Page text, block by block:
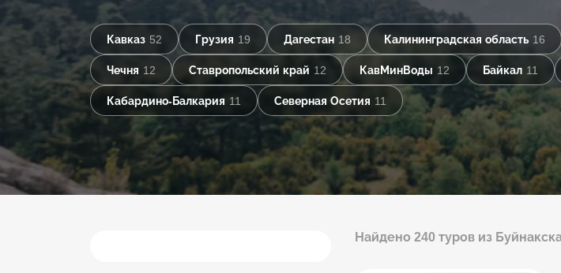
Кавказ 52 Грузия 19 Дагестан 18 Калининградская область 16
Чечня 12 Ставропольский край 12 КавМинВоды 12 Байкал 11
Кабардино-Балкария 11 Северная Осетия 11
Найдено 240 туров из